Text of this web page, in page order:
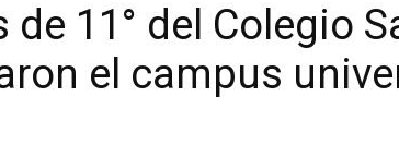
de 11° del Colegio
el campus